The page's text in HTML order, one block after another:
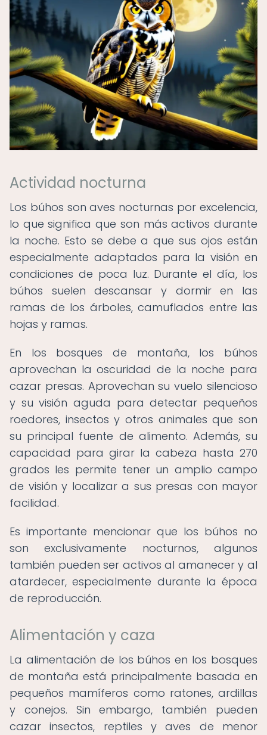
Actividad nocturna
Los búhos son aves nocturnas por excelencia,
lo que significa que son más activos durante
la noche. Esto se debe a que sus ojos están
especialmente adaptados para la visión en
condiciones de poca luz. Durante el día, los
búhos suelen descansar y dormir en las
ramas de los árboles, camuflados entre las
hojas y ramas.
En los bosques de montaña, los búhos
aprovechan la oscuridad de la noche para
cazar presas. Aprovechan su vuelo silencioso
y su visión aguda para detectar pequeños
roedores, insectos y otros animales que son
su principal fuente de alimento. Además, su
capacidad para girar la cabeza hasta 270
grados les permite tener un amplio campo
de visión y localizar a sus presas con mayor
facilidad.
Es importante mencionar que los búhos no
son exclusivamente nocturnos, algunos
también pueden ser activos al amanecer y al
atardecer, especialmente durante la época
de reproducción.
Alimentación y caza
La alimentación de los búhos en los bosques
de montaña está principalmente basada en
pequeños mamíferos como ratones, ardillas
y conejos. Sin embargo, también pueden
cazar insectos, reptiles y aves de menor